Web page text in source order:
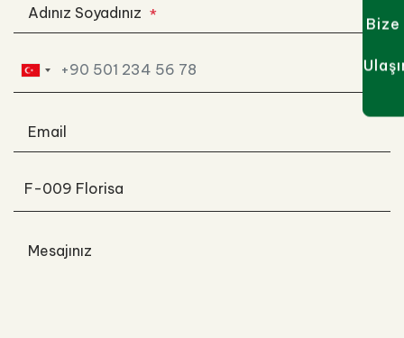
Adınız Soyadınız *
Email
Mesajınız
Bize